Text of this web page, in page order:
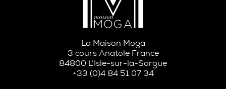
La Maison Moga
3 cours Anatole France
84800 L’Isle-sur-la-Sorgue
+33 (0)4 84 51 07 34